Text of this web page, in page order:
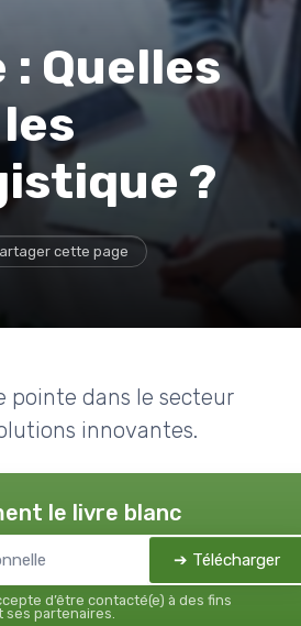
Quelles
?
cette page
pointe dans le secteur
innovantes.
le livre blanc
➔ Télécharger
d’être contacté(e) à des fins
ses partenaires.